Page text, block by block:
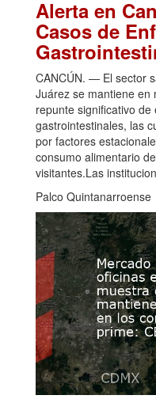
Alerta en
Casos de
CANCÚN. — El sector
Juárez se mantiene en
repunte significativo
gastrointestinales, las
por factores
consumo alimentario
visitantes.Las
Palco Quintanarroense